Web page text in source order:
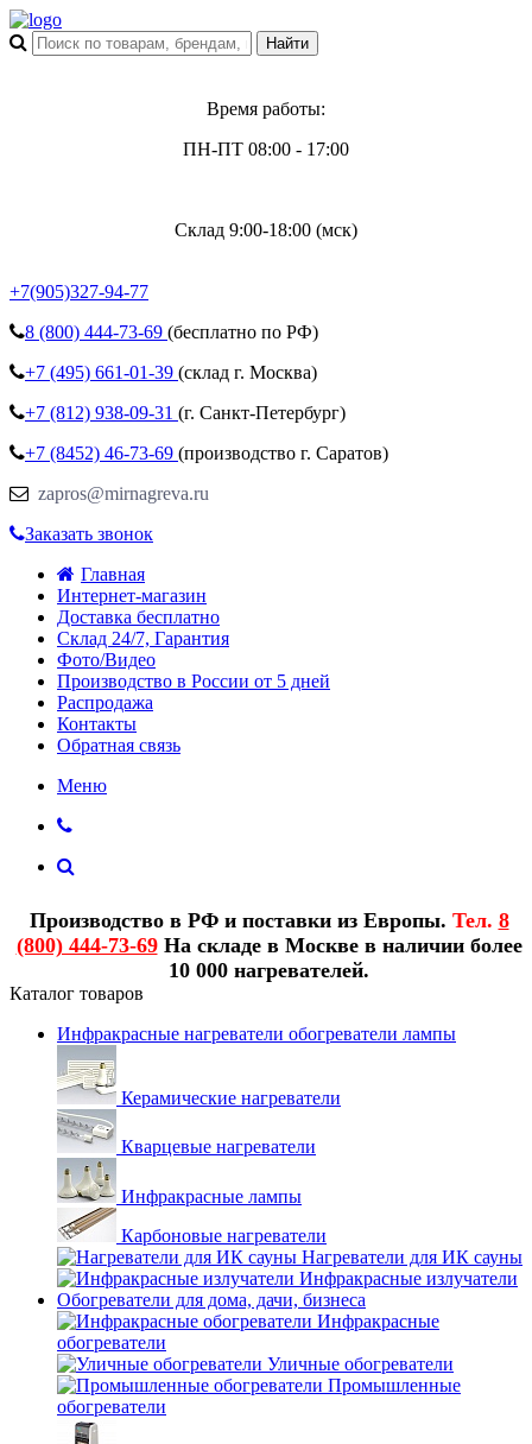
Время работы:
ПН-ПТ 08:00 - 17:00
Склад 9:00-18:00 (мск)
+7(905)327-94-77
8 (800) 444-73-69 (бесплатно по РФ)
+7 (495) 661-01-39 (склад г. Москва)
+7 (812) 938-09-31 (г. Санкт-Петербург)
+7 (8452) 46-73-69 (производство г. Саратов)
zapros@mirnagreva.ru
Заказать звонок
Главная
Интернет-магазин
Доставка бесплатно
Склад 24/7, Гарантия
Фото/Видео
Производство в России от 5 дней
Распродажа
Контакты
Обратная связь
Меню
Производство в РФ и поставки из Европы. Тел. 8
(800) 444-73-69На складе в Москве в наличии более
10 000 нагревателей.
Каталог товаров
Инфракрасные нагреватели обогреватели лампы
Керамические нагреватели
Кварцевые нагреватели
Инфракрасные лампы
Карбоновые нагреватели
Нагреватели для ИК сауны
Инфракрасные излучатели
Обогреватели для дома, дачи, бизнеса
Инфракрасные
обогреватели
Уличные обогреватели
Промышленные
обогреватели